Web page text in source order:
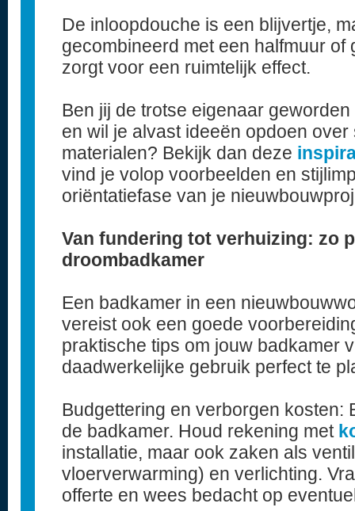
De inloopdouche is een blijvertje,
gecombineerd met een halfmuur
zorgt voor een ruimtelijk effect.
Ben jij de trotse eigenaar
en wil je alvast ideeën opdoen
materialen? Bekijk dan deze
vind je volop voorbeelden en
oriëntatiefase van je
Van fundering tot verhuizing: zo
droombadkamer
Een badkamer in een
vereist ook een goede
praktische tips om jouw badkamer
daadwerkelijke gebruik perfect te
Budgettering en verborgen kosten:
de badkamer. Houd rekening met
installatie, maar ook zaken als
vloerverwarming) en verlichting.
offerte en wees bedacht op